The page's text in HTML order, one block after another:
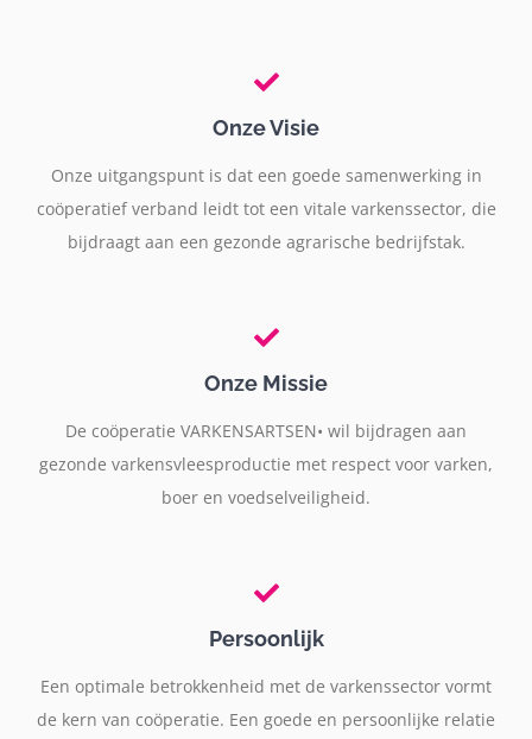
Onze Visie
Onze uitgangspunt is dat een goede samenwerking in
coöperatief verband leidt tot een vitale varkenssector, die
bijdraagt aan een gezonde agrarische bedrijfstak.
Onze Missie
De coöperatie VARKENSARTSEN• wil bijdragen aan
gezonde varkensvleesproductie met respect voor varken,
boer en voedselveiligheid.
Persoonlijk
Een optimale betrokkenheid met de varkenssector vormt
de kern van coöperatie. Een goede en persoonlijke relatie